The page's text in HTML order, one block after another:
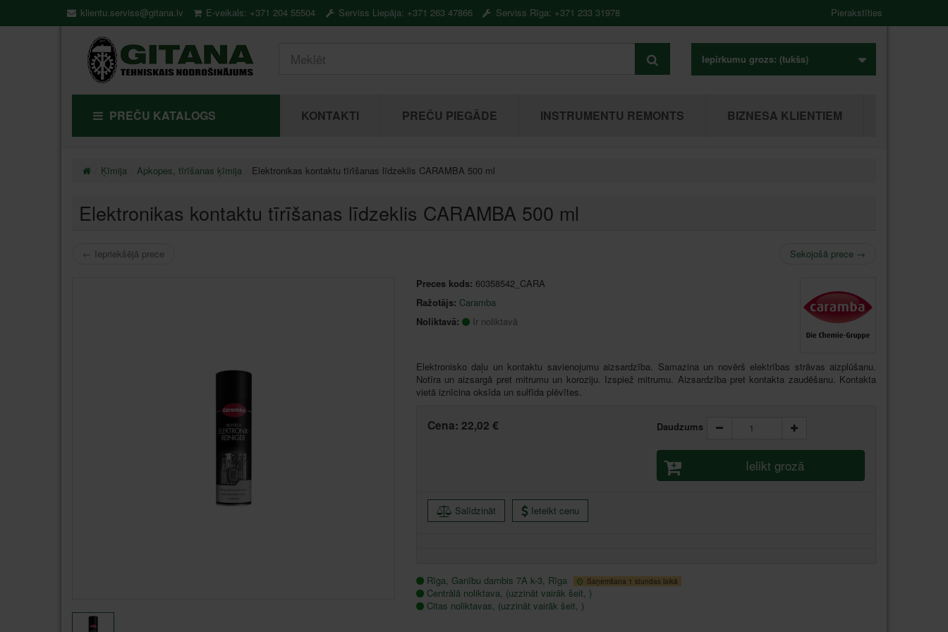
klientu.serviss@gitana.lv E-veikals: +371 204 55504 Serviss Liepāja: +371 263 47866 Serviss Rīga: +371 233 31978 Pierakstīties
Iepirkumu grozs: (tukšs)
PREČU KATALOGS KONTAKTI PREČU PIEGĀDE INSTRUMENTU REMONTS BIZNESA KLIENTIEM
Ķīmija Apkopes, tīrīšanas ķīmija Elektronikas kontaktu tīrīšanas līdzeklis CARAMBA 500 ml
Elektronikas kontaktu tīrīšanas līdzeklis CARAMBA 500 ml
← Iepriekšējā prece Sekojošā prece →
Preces kods: 60358542_CARA
Ražotājs: Caramba
Noliktavā:
Ir noliktavā
Elektronisko daļu un kontaktu savienojumu aizsardzība. Samazina un novērš elektrības strāvas aizplūšanu.
Notīra un aizsargā pret mitrumu un koroziju. Izspiež mitrumu. Aizsardzība pret kontakta zaudēšanu. Kontakta
vietā iznīcina oksīda un sulfīda plēvītes.
Cena: 22,02 € Daudzums
Ielikt grozā
Salīdzināt Ieteikt cenu
Rīga, Ganību dambis 7A k-3, Rīga Saņemšana 1 stundas laikā
Centrālā noliktava, (uzzināt vairāk šeit, )
Citas noliktavas, (uzzināt vairāk šeit, )